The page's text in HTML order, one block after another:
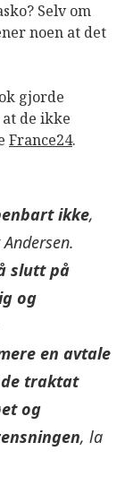
Selv om
noen at det
gjorde
de ikke
France24.
ikke,
slutt på
og
en avtale
traktat
og
, la